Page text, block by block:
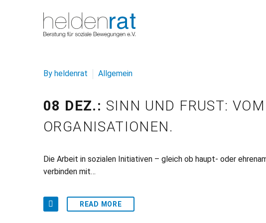
By heldenrat Allgemein
08 DEZ.: SINN UND FRUST:
ORGANISATIONEN.
Die Arbeit in sozialen Initiativen – gleich ob haupt- oder
verbinden mit…
READ MORE